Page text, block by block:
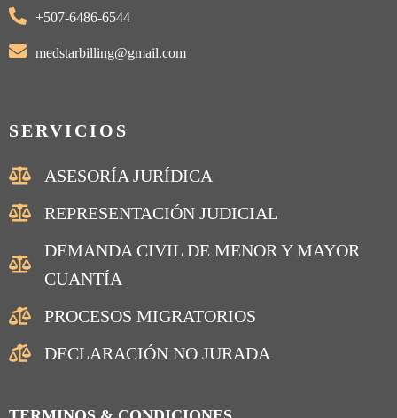
+507-6486-6544
medstarbilling@gmail.com
SERVICIOS
ASESORÍA JURÍDICA
REPRESENTACIÓN JUDICIAL
DEMANDA CIVIL DE MENOR Y MAYOR
CUANTÍA
PROCESOS MIGRATORIOS
DECLARACIÓN NO JURADA